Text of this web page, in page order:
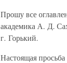
Прошу все
академика А. Д.
г. Горький.
Настоящая